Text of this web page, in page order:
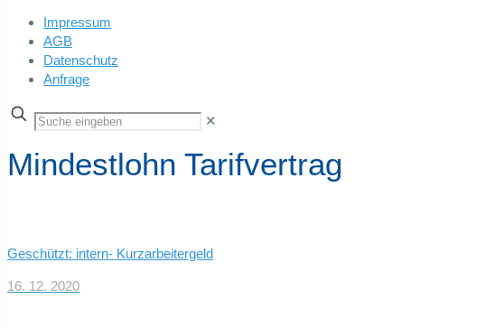
Impressum
AGB
Datenschutz
Anfrage
✕
Mindestlohn Tarifvertrag
Geschützt: intern- Kurzarbeitergeld
16. 12. 2020